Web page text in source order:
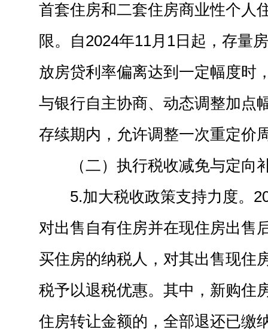
首套住房和二套住房商业性个人
限。自2024年11月1日起，存量
放房贷利率偏离达到一定幅度时
与银行自主协商、动态调整加点
存续期内，允许调整一次重定价
（二）执行税收减免与定向
5.加大税收政策支持力度。
对出售自有住房并在现住房出售
买住房的纳税人，对其出售现住
税予以退税优惠。其中，新购住
住房转让金额的，全部退还已缴